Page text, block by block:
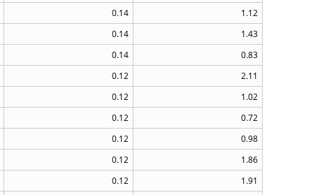
0.14
1.12
0.14
1.43
0.14
0.83
0.12
2.11
0.12
1.02
0.12
0.72
0.12
0.98
0.12
1.86
0.12
1.91